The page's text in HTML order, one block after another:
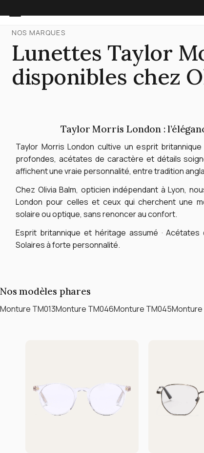
NOS MARQUES
Lunettes Taylor
disponibles chez
Taylor Morris London :
Taylor Morris London cultive un esprit
profondes, acétates de caractère et détails
affichent une vraie personnalité, entre tradition
Chez Olivia Balm, opticien indépendant à Lyon,
London pour celles et ceux qui cherchent une
solaire ou optique, sans renoncer au confort.
Esprit britannique et héritage assumé ·
Solaires à forte personnalité.
Nos modèles phares
Monture TM013Monture TM046Monture TM045Monture